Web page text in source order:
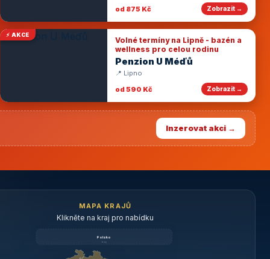
od 875 Kč
Zobrazit →
⚡ AKCE
Volné termíny na Lipně - bazén a
wellness pro celou rodinu
Penzion U Méďů
📍 Lipno
od 590 Kč
Zobrazit →
Inzerovat akci →
MAPA KRAJŮ
Klikněte na kraj pro nabídku
Polsko
brzy